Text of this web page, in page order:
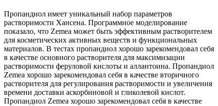
Пропандиол имеет уникальный набор параметров
растворимости Хансена. Программное моделирование
показало, что Zemea может быть эффективным растворителем
для косметических активных веществ и функциональных
материалов. В тестах пропандиол хорошо зарекомендовал себя
в качестве основного растворителя для максимизации
растворимости феруловой кислоты и аллантоина. Пропандиол
Zemea хорошо зарекомендовал себя в качестве вторичного
растворителя для регулирования растворимости и увеличения
времени доставки аскорбиновой и гликолевой кислот.
Пропандиол Zemea хорошо зарекомендовал себя в качестве